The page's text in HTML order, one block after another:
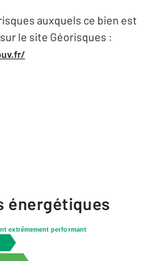
auxquels ce bien est
le site Géorisques :
énergétiques
extrêmement performant